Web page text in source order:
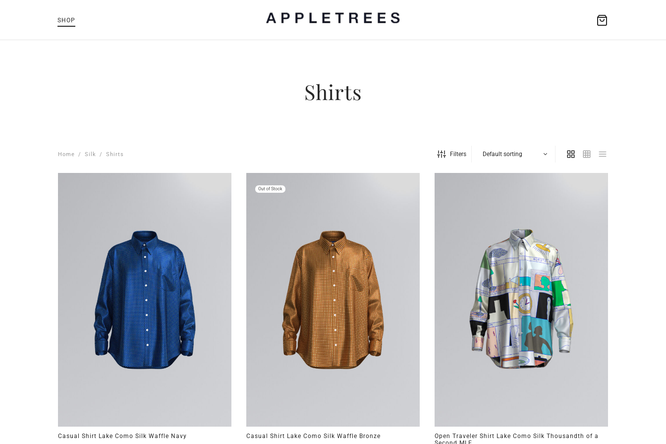
SHOP
Shirts
Home / Silk / Shirts Filters
Casual Shirt Lake Como Silk Waffle Navy
Out of Stock
Casual Shirt Lake Como Silk Waffle Bronze
Open Traveler Shirt Lake Como Silk Thousandth of a